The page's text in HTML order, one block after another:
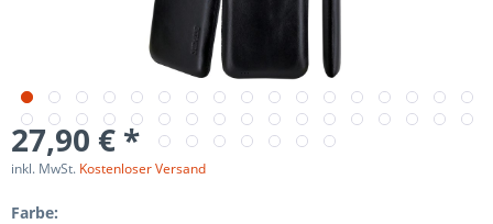
27,90 € *
inkl. MwSt. Kostenloser Versand
Farbe: